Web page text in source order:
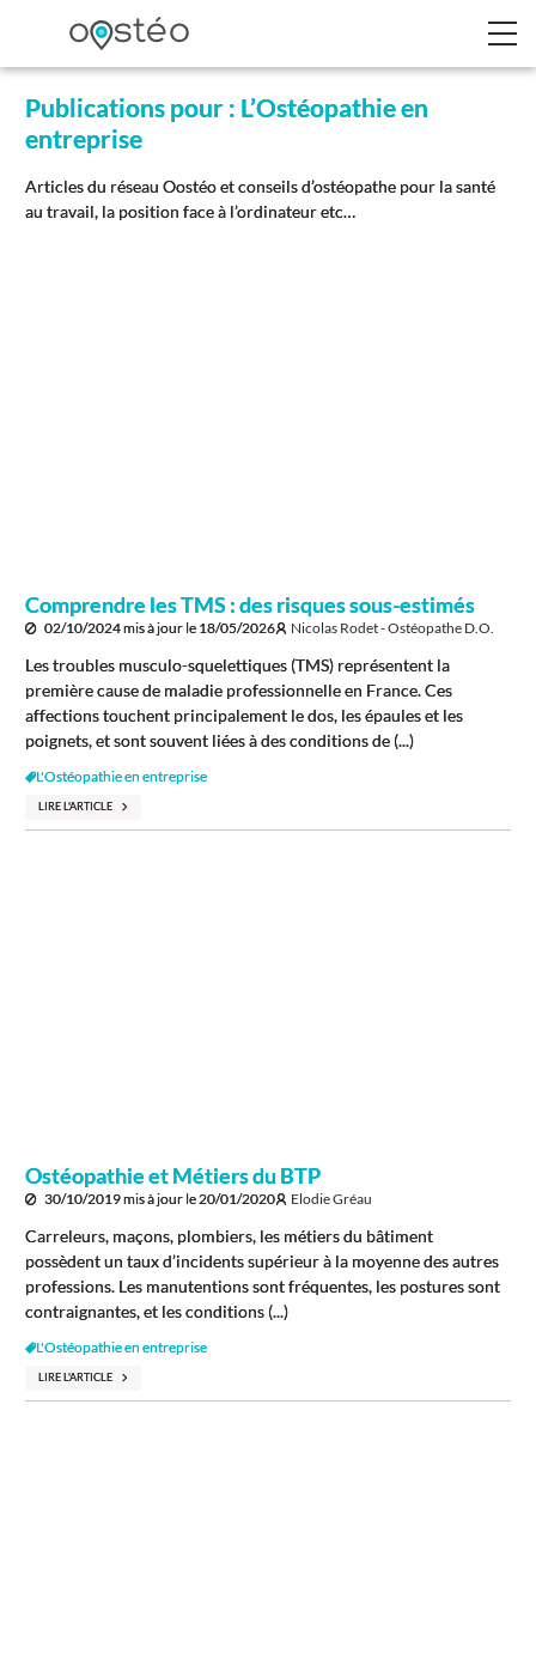
Publications pour : L’Ostéopathie en
entreprise
Articles du réseau Oostéo et conseils d’ostéopathe pour la santé
au travail, la position face à l’ordinateur etc…
Comprendre les TMS : des risques sous-estimés
02/10/2024mis à jour le 18/05/2026 Nicolas Rodet - Ostéopathe D.O.
Les troubles musculo-squelettiques (TMS) représentent la
première cause de maladie professionnelle en France. Ces
affections touchent principalement le dos, les épaules et les
poignets, et sont souvent liées à des conditions de (...)
L'Ostéopathie en entreprise
LIRE L'ARTICLE
Ostéopathie et Métiers du BTP
30/10/2019mis à jour le 20/01/2020 Elodie Gréau
Carreleurs, maçons, plombiers, les métiers du bâtiment
possèdent un taux d’incidents supérieur à la moyenne des autres
professions. Les manutentions sont fréquentes, les postures sont
contraignantes, et les conditions (...)
L'Ostéopathie en entreprise
LIRE L'ARTICLE